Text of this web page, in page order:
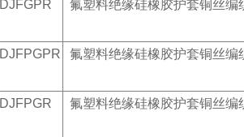
DJFGPR 氟塑料绝缘硅橡胶护套铜丝编
DJFPGPR 氟塑料绝缘硅橡胶护套铜丝
DJFPGR 氟塑料绝缘硅橡胶护套铜丝编